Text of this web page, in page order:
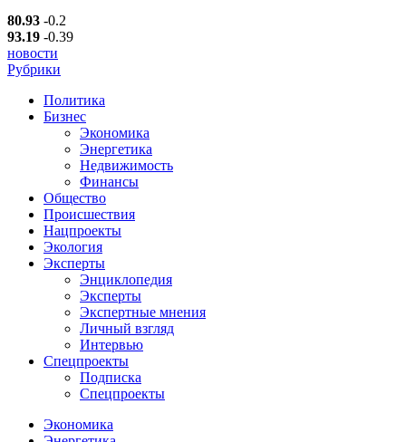
80.93 -0.2
93.19 -0.39
новости
Рубрики
Политика
Бизнес
Экономика
Энергетика
Недвижимость
Финансы
Общество
Происшествия
Нацпроекты
Экология
Эксперты
Энциклопедия
Эксперты
Экспертные мнения
Личный взгляд
Интервью
Спецпроекты
Подписка
Спецпроекты
Экономика